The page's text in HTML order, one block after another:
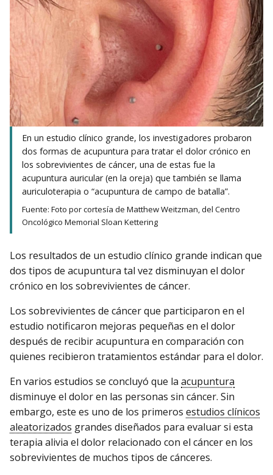
En un estudio clínico grande, los investigadores probaron
dos formas de acupuntura para tratar el dolor crónico en
los sobrevivientes de cáncer, una de estas fue la
acupuntura auricular (en la oreja) que también se llama
auriculoterapia o “acupuntura de campo de batalla”.
Fuente: Foto por cortesía de Matthew Weitzman, del Centro
Oncológico Memorial Sloan Kettering
Los resultados de un estudio clínico grande indican que
dos tipos de acupuntura tal vez disminuyan el dolor
crónico en los sobrevivientes de cáncer.
Los sobrevivientes de cáncer que participaron en el
estudio notificaron mejoras pequeñas en el dolor
después de recibir acupuntura en comparación con
quienes recibieron tratamientos estándar para el dolor.
En varios estudios se concluyó que la acupuntura
disminuye el dolor en las personas sin cáncer. Sin
embargo, este es uno de los primeros estudios clínicos
aleatorizados grandes diseñados para evaluar si esta
terapia alivia el dolor relacionado con el cáncer en los
sobrevivientes de muchos tipos de cánceres.